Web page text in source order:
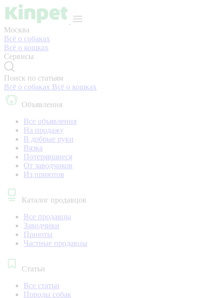
Москва
Всё о собаках
Всё о кошках
Сервисы
Поиск по статьям
Всё о собаках Всё о кошках
Объявления
Все объявления
На продажу
В добрые руки
Вязка
Потерявшиеся
От заводчиков
Из приютов
Каталог продавцов
Все продавцы
Заводчики
Приюты
Частные продавцы
Статьи
Все статьи
Породы собак